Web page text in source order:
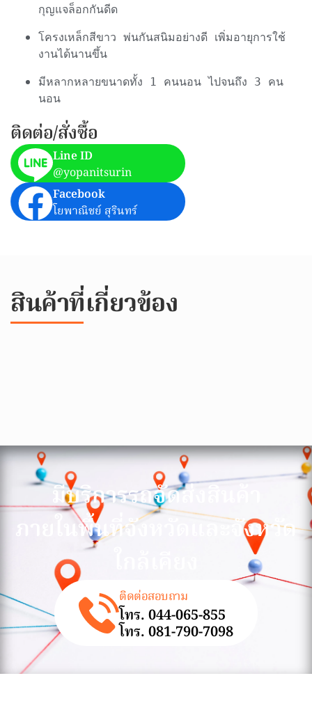
กุญแจล็อกกันดีด
โครงเหล็กสีขาว พ่นกันสนิมอย่างดี เพิ่มอายุการใช้
งานได้นานขึ้น
มีหลากหลายขนาดทั้ง 1 คนนอน ไปจนถึง 3 คน
นอน
ติดต่อ/สั่งซื้อ
Line ID
@yopanitsurin
Facebook
โยพาณิชย์ สุรินทร์
สินค้าที่เกี่ยวข้อง
มีบริการรถจัดส่งสินค้า
ภายในพื้นที่จังหวัดและจังหวัด
ติดต่อสอบถาม
โทร. 044-065-855
โทร. 081-790-7098